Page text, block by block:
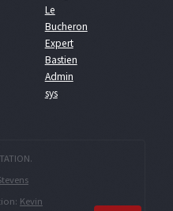
Le
Bucheron
Expert
Bastien
Admin
sys
Kevin